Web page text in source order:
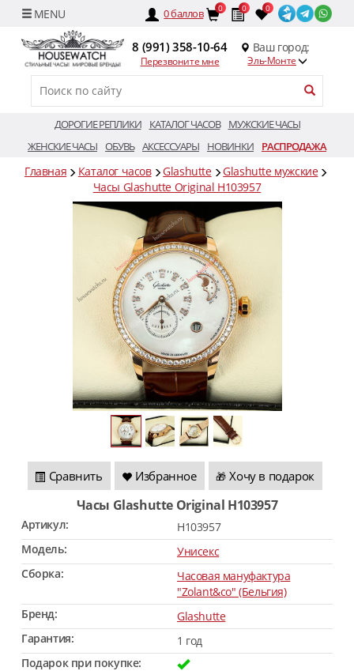
0баллов 0 0 0
8 (991) 358-10-64
Перезвоните мне
Ваш город:
Эль-Монте
ДОРОГИЕ РЕПЛИКИ КАТАЛОГ ЧАСОВ
МУЖСКИЕ ЧАСЫ
ЖЕНСКИЕ ЧАСЫ ОБУВЬ АКСЕССУАРЫ НОВИНКИ РАСПРОДАЖА
Главная Каталог часов Glashutte
Glashutte мужские
Часы Glashutte Original H103957
Сравнить Избранное 🎁 Хочу в подарок
Часы Glashutte Original H103957
Артикул:
H103957
Модель:
Унисекс
Сборка:
Часовая мануфактура
"Zolant&co" (Бельгия)
Бренд:
Glashutte
Гарантия:
1 год
Подарок при покупке: